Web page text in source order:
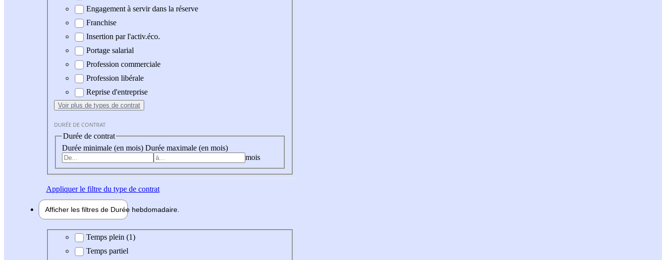
Engagement à servir dans la réserve
Franchise
Insertion par l'activ.éco.
Portage salarial
Profession commerciale
Profession libérale
Reprise d'entreprise
Voir plus de types de contrat
DURÉE DE CONTRAT
Durée de contrat
Durée minimale (en mois) Durée maximale (en mois)
mois
Appliquerle filtre du type de contrat
Afficher les filtres de Durée hebdomadaire
Durée hebdomadaire
Temps plein (1)
Temps partiel